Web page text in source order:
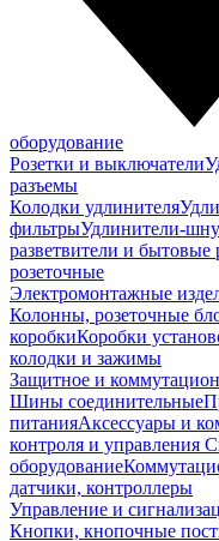
оборудование
Розетки и выключатели
разъемы
Колодки удлинителя
фильтрыУдлинители-
разветвители и бытовые
розеточные
Электромонтажные
Колонны, розеточные
коробкиКоробки
колодки и зажимы
Защитное и
Шины соединительные
питанияАксессуары и
контроля и управления
оборудование
датчики, контроллеры
Управление и
Кнопки, кнопочные